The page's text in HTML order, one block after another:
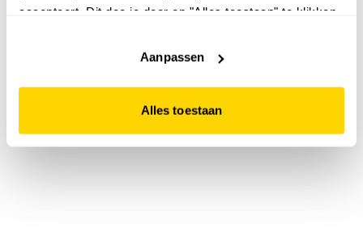
accepteert. Dit doe je door op "Alles toestaan" te klikken.
website niet optimaal functioneert.
Aanpassen
Alles toestaan